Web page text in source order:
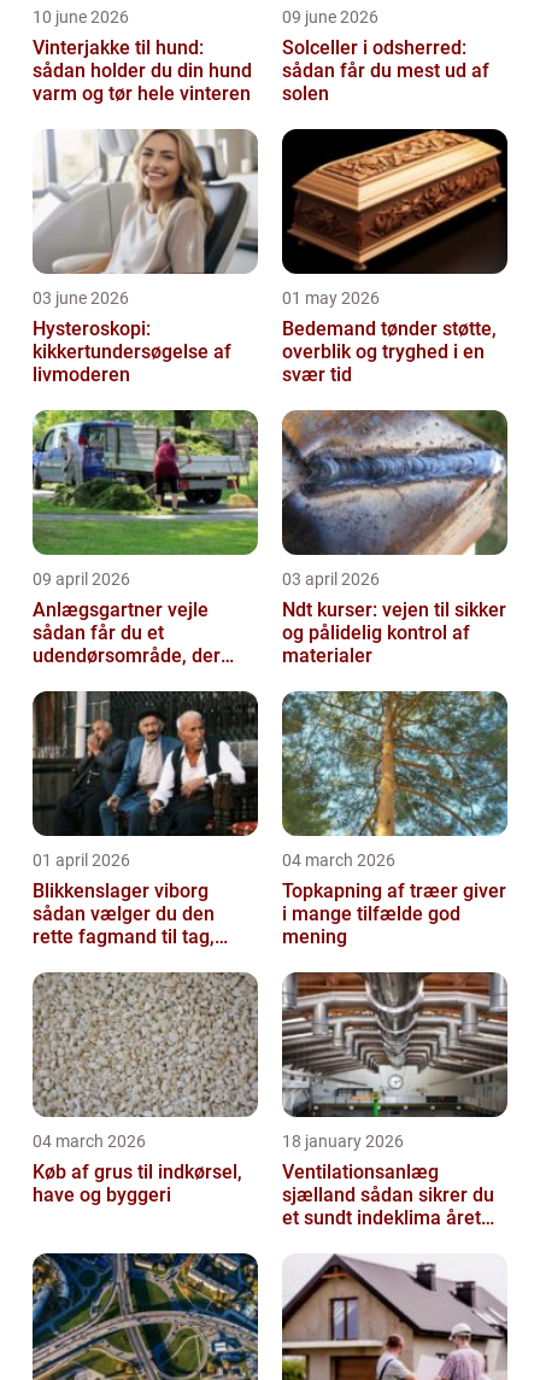
10 june 2026
Vinterjakke til hund:
sådan holder du din hund
varm og tør hele vinteren
09 june 2026
Solceller i odsherred:
sådan får du mest ud af
solen
03 june 2026
Hysteroskopi:
kikkertundersøgelse af
livmoderen
01 may 2026
Bedemand tønder støtte,
overblik og tryghed i en
svær tid
09 april 2026
Anlægsgartner vejle
sådan får du et
udendørsområde, der
03 april 2026
Ndt kurser: vejen til sikker
og pålidelig kontrol af
materialer
01 april 2026
Blikkenslager viborg
sådan vælger du den
rette fagmand til tag,
04 march 2026
Topkapning af træer giver
i mange tilfælde god
mening
04 march 2026
Køb af grus til indkørsel,
have og byggeri
18 january 2026
Ventilationsanlæg
sjælland sådan sikrer du
et sundt indeklima året